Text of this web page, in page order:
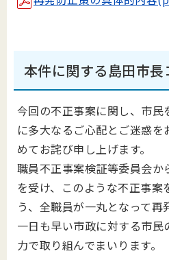
本件に関する島田市長
今回の不正事案に関し、市民
に多大なるご心配とご迷惑
めてお詫び申し上げます。
職員不正事案検証等委員会か
を受け、このような不正事案
う、全職員が一丸となって再
一日も早い市政に対する市
力で取り組んでまいります。